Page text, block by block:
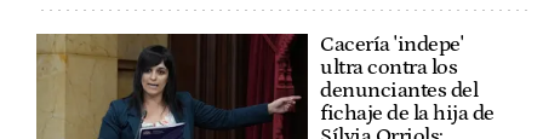
Cacería 'indepe'
ultra contra los
denunciantes del
fichaje de la hija de